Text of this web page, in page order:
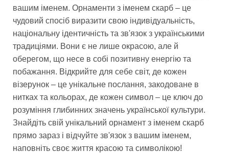
вашим іменем. Орнаменти з іменем скарб – це
чудовий спосіб виразити свою індивідуальність,
національну ідентичність та зв'язок з українськими
традиціями. Вони є не лише окрасою, але й
оберегом, що несе в собі позитивну енергію та
побажання. Відкрийте для себе світ, де кожен
візерунок – це унікальне послання, закодоване в
нитках та кольорах, де кожен символ – це ключ до
розуміння глибинних значень української культури.
Знайдіть свій унікальний орнамент з іменем скарб
прямо зараз і відчуйте зв'язок з вашим іменем,
наповніть своє життя красою та символікою!